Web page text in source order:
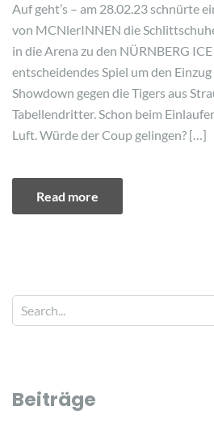
Auf geht’s – am 28.02.23 schnürte
von MCNlerINNEN die
in die Arena zu den NÜRNBERG ICE
entscheidendes Spiel um den
Showdown gegen die Tigers aus
Tabellendritter. Schon beim
Luft. Würde der Coup gelingen? […]
Read more
Beiträge